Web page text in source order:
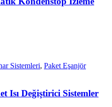
Sistemleri, Paket Eşanjör
Isı Değiştirici Sistemler